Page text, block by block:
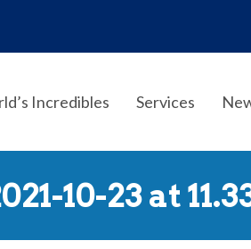
Incredibles Services
10-23 at